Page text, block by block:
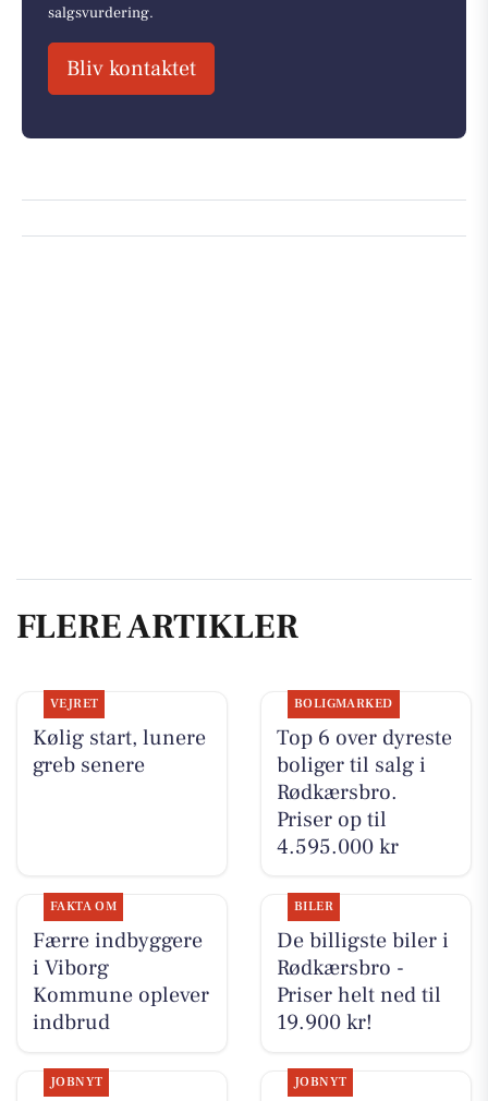
salgsvurdering.
Bliv kontaktet
FLERE ARTIKLER
VEJRET
Kølig start, lunere
greb senere
BOLIGMARKED
Top 6 over dyreste
boliger til salg i
Rødkærsbro.
Priser op til
4.595.000 kr
FAKTA OM
Færre indbyggere
i Viborg
Kommune oplever
indbrud
BILER
De billigste biler i
Rødkærsbro -
Priser helt ned til
19.900 kr!
JOBNYT JOBNYT